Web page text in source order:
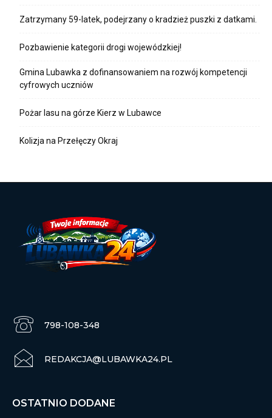
Zatrzymany 59-latek, podejrzany o kradzież puszki z datkami.
Pozbawienie kategorii drogi wojewódzkiej!
Gmina Lubawka z dofinansowaniem na rozwój kompetencji
cyfrowych uczniów
Pożar lasu na górze Kierz w Lubawce
Kolizja na Przełęczy Okraj
798-108-348
REDAKCJA@LUBAWKA24.PL
OSTATNIO DODANE